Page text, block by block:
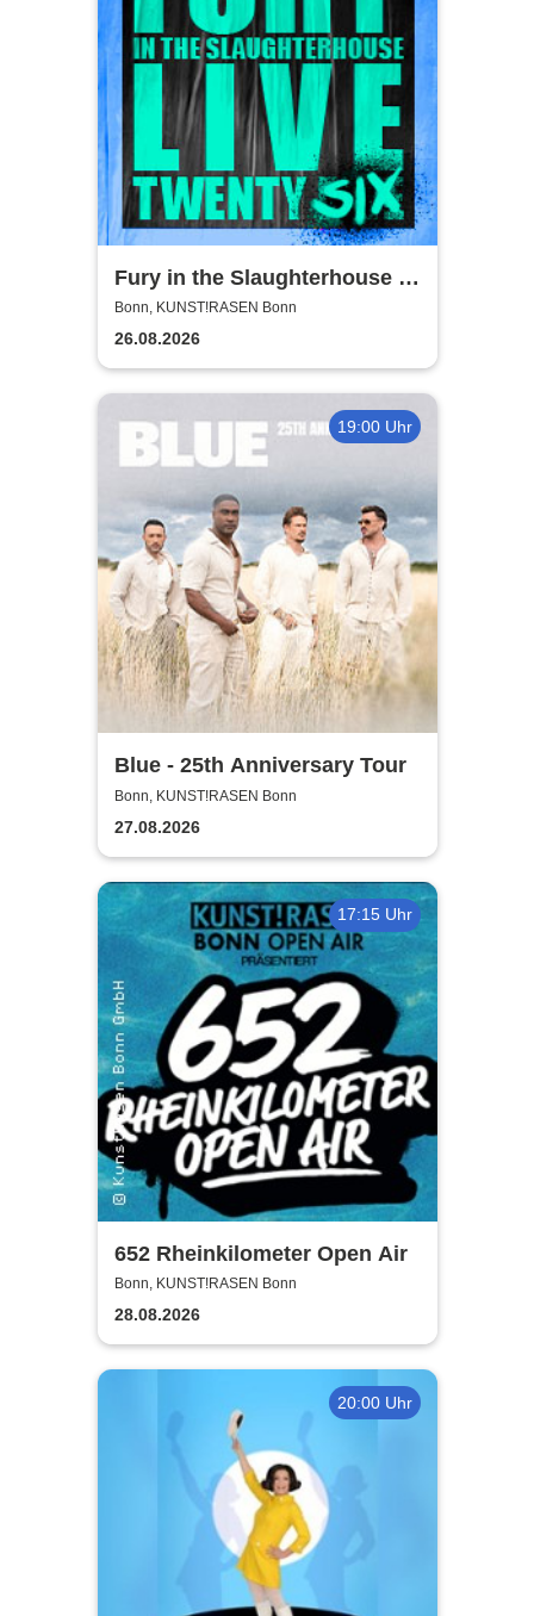
Fury in the Slaughterhouse -
Fury Live Twenty Six
Bonn, KUNST!RASEN Bonn
26.08.2026
19:00 Uhr
Blue - 25th Anniversary Tour
Bonn, KUNST!RASEN Bonn
27.08.2026
17:15 Uhr
652 Rheinkilometer Open Air
Bonn, KUNST!RASEN Bonn
28.08.2026
20:00 Uhr